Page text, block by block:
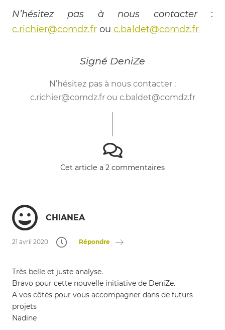
N’hésitez pas à nous contacter:
c.richier@comdz.fr ou c.baldet@comdz.fr
Signé DeniZe
N’hésitez pas à nous contacter :
c.richier@comdz.frou c.baldet@comdz.fr
Cet article a 2 commentaires
CHIANEA
21 avril 2020 Répondre
Très belle et juste analyse.
Bravo pour cette nouvelle initiative de DeniZe.
A vos côtés pour vous accompagner dans de futurs
projets
Nadine